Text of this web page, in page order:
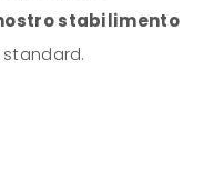
stabilimento